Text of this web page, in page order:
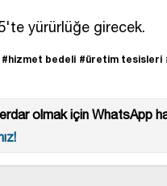
yürürlüğe girecek.
#hizmet bedeli #üretim tesisleri
olmak için WhatsApp